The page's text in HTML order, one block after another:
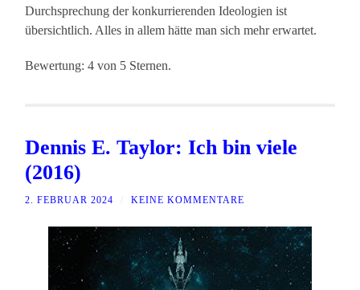
Durchsprechung der konkurrierenden Ideologien ist
übersichtlich. Alles in allem hätte man sich mehr erwartet.
Bewertung: 4 von 5 Sternen.
Dennis E. Taylor: Ich bin viele
(2016)
2. FEBRUAR 2024 KEINE KOMMENTARE